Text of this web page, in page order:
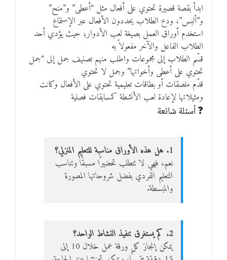
ابدأ بقصة قصيرة تحتوي على أفعال مثل “أعطى” و”منح”
و”ألبس”، ودع الطلاب يحددون الأفعال عبر الإستماع
استخدم أوراق العمل بصيغة لعب الأدوار؛ حيث يؤدي أحد
الطلاب الفاعل والآخر مفعولاً به
قسّم الطلاب إلى مجموعات واطلب منهم تصنيف جمل إلى “جمل
تحتوي على أعطى وأخواتها” وجمل لا تحتوي
قدّم ملصقات أو بطاقات تعليمية تحتوي على الأفعال وكانت
ومثيلاتها لإعادة لعب الأنشطة كمسابقات فصلية
❓ أسئلة شائعة
1. هل هذه الأوراق مناسبة للتعليم المنزلي؟
نعم، فهي لا تتطلب تحضيرًا مسبقًا وتناسب
التعليم الفردي بفضل شروحاتها المصورة
والمبسطة.
2. كم يستغرق تنفيذ النشاط الواحد؟
يمكن إنجاز كل ورقة عمل خلال 10 إلى